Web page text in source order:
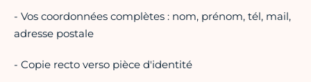
- Vos coordonnées complètes : nom, prénom, tél, mail,
adresse postale
- Copie recto verso pièce d'identité